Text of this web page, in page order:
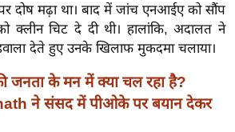
दोष मढ़ा था। बाद में जांच एनआईए को सौंप
क्लीन चिट दे दी थी। हालांकि, अदालत ने
देते हुए उनके खिलाफ मुकदमा चलाया।
जनता के मन में क्या चल रहा है?
ने संसद में पीओके पर बयान देकर